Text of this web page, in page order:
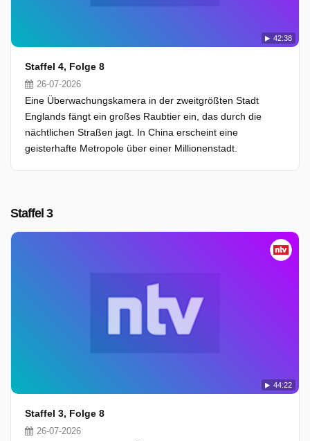
42:38
Staffel 4, Folge 8
26-07-2026
Eine Überwachungskamera in der zweitgrößten Stadt
Englands fängt ein großes Raubtier ein, das durch die
nächtlichen Straßen jagt. In China erscheint eine
geisterhafte Metropole über einer Millionenstadt.
Staffel 3
44:22
Staffel 3, Folge 8
26-07-2026